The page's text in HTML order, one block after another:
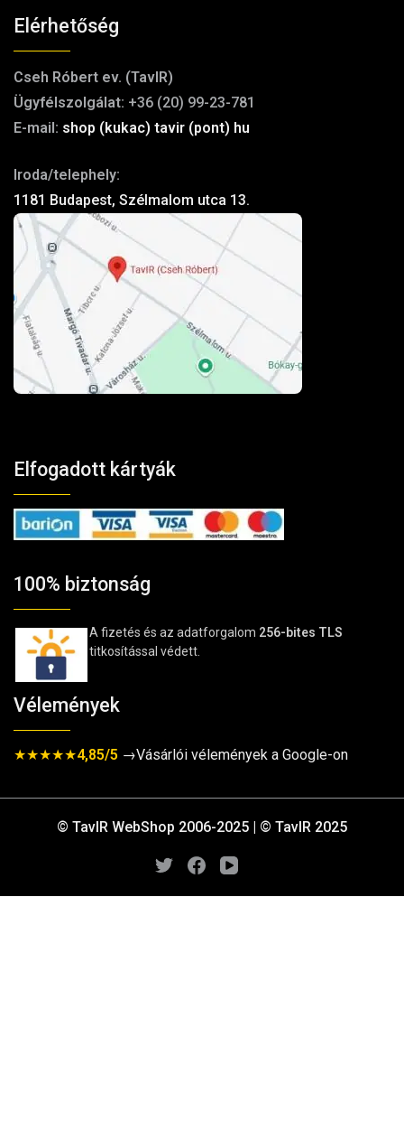
Elérhetőség
Cseh Róbert ev. (TavIR)
Ügyfélszolgálat: +36 (20) 99-23-781
E-mail: shop (kukac) tavir (pont) hu
Iroda/telephely:
1181 Budapest, Szélmalom utca 13.
Elfogadott kártyák
100% biztonság
A fizetés és az adatforgalom 256-bites TLS
titkosítással védett.
Vélemények
★★★★★4,85/5 →Vásárlói vélemények a Google-on
© TavIR WebShop 2006-2025 | © TavIR 2025